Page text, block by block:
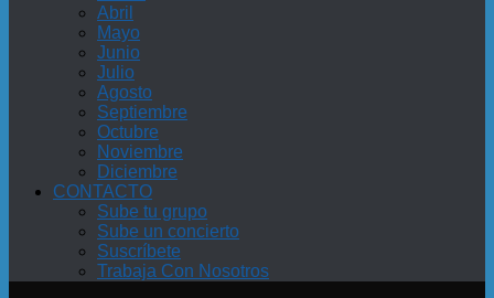
Abril
Mayo
Junio
Julio
Agosto
Septiembre
Octubre
Noviembre
Diciembre
CONTACTO
Sube tu grupo
Sube un concierto
Suscríbete
Trabaja Con Nosotros